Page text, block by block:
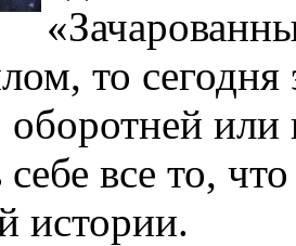
то сегодня
себе все то,
истории.